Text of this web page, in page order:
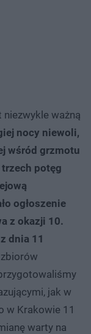
ważną
nocy niewoli,
wśród grzmotu
potęg
ogłoszenie
z okazji 10.
dnia 11
jak w
w Krakowie 11
warty na